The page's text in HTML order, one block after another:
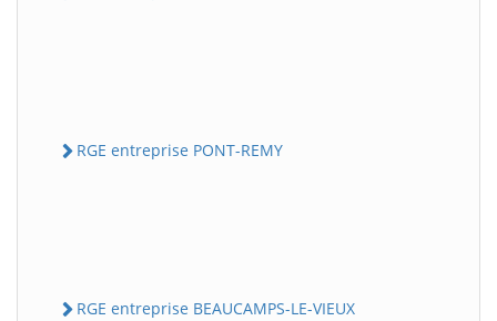
RGE entreprise PONT-REMY
RGE entreprise BEAUCAMPS-LE-VIEUX